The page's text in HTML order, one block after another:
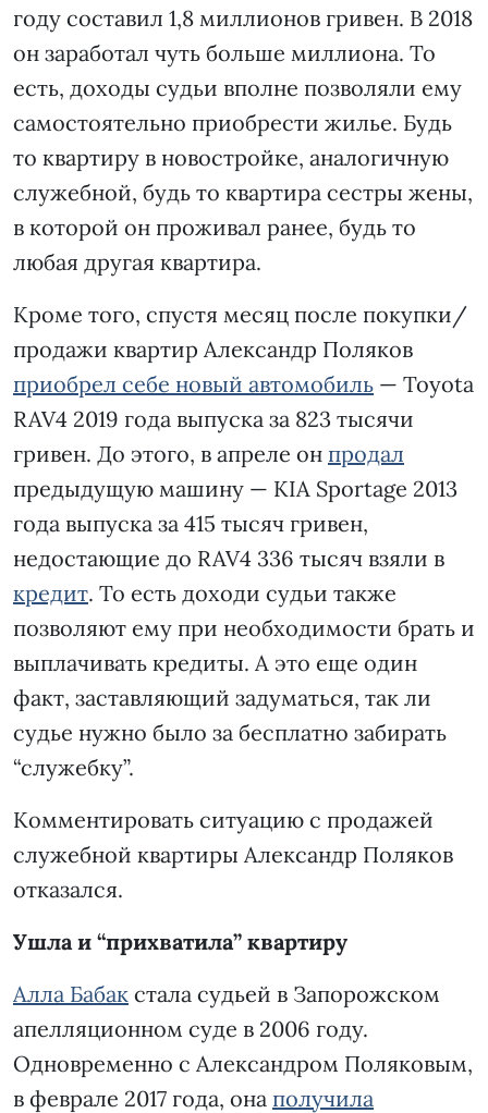
году составил 1,8 миллионов гривен. В 2018
он заработал чуть больше миллиона. То
есть, доходы судьи вполне позволяли ему
самостоятельно приобрести жилье. Будь
то квартиру в новостройке, аналогичную
служебной, будь то квартира сестры жены,
в которой он проживал ранее, будь то
любая другая квартира.
Кроме того, спустя месяц после покупки/
продажи квартир Александр Поляков
приобрел себе новый автомобиль — Toyota
RAV4 2019 года выпуска за 823 тысячи
гривен. До этого, в апреле он продал
предыдущую машину — KIA Sportage 2013
года выпуска за 415 тысяч гривен,
недостающие до RAV4 336 тысяч взяли в
кредит. То есть доходи судьи также
позволяют ему при необходимости брать и
выплачивать кредиты. А это еще один
факт, заставляющий задуматься, так ли
судье нужно было за бесплатно забирать
“служебку”.
Комментировать ситуацию с продажей
служебной квартиры Александр Поляков
отказался.
Ушла и “прихватила” квартиру
Алла Бабак стала судьей в Запорожском
апелляционном суде в 2006 году.
Одновременно с Александром Поляковым,
в феврале 2017 года, она получила